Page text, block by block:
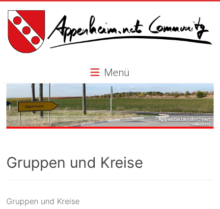
content
Appenheim.net
Community
Menü
Gruppen und Kreise
Gruppen und Kreise